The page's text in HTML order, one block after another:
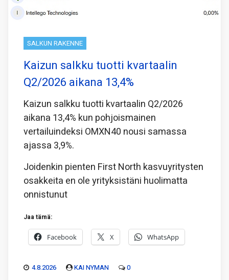
SALKUN RAKENNE
Kaizun salkku tuotti kvartaalin
Q2/2026 aikana 13,4%
Kaizun salkku tuotti kvartaalin Q2/2026
aikana 13,4% kun pohjoismainen
vertailuindeksi OMXN40 nousi samassa
ajassa 3,9%.
Joidenkin pienten First North kasvuyritysten
osakkeita en ole yrityksistäni huolimatta
onnistunut
Jaa tämä:
Facebook X WhatsApp
4.8.2026 KAI NYMAN 0